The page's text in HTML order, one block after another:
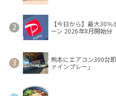
【今日から】最大30
ーン 2026年8月開始分
熊本にエアコン300台
ァインプレー」